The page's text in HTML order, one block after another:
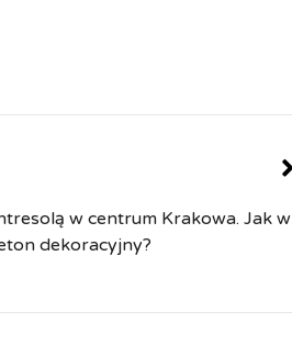
w centrum Krakowa. Jak w
dekoracyjny?